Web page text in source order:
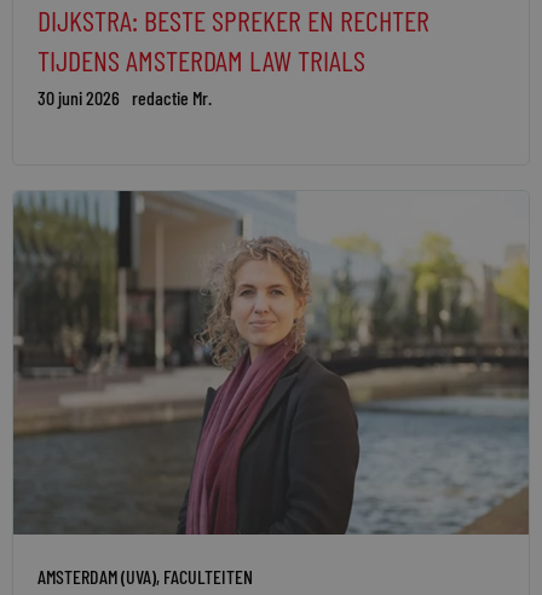
DIJKSTRA: BESTE SPREKER EN RECHTER
TIJDENS AMSTERDAM LAW TRIALS
30 juni 2026 redactie Mr.
AMSTERDAM (UVA), FACULTEITEN